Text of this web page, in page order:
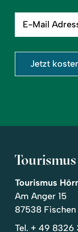
Mail
eingeben
Jetzt
Tourismus
Am Anger 15
87538 Fischen
Tel. + 49 8326